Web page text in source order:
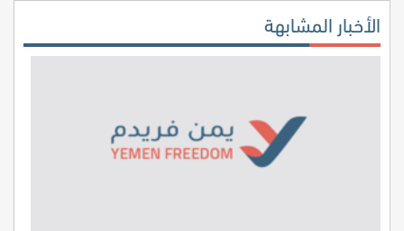
الأخبار المشابهة